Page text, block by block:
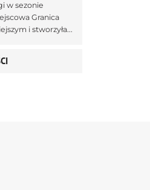
w sezonie
Granica
i stworzyła...